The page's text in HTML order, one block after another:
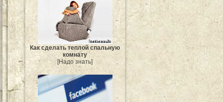
Как сделать теплой спальную
комнату
[Надо знать]